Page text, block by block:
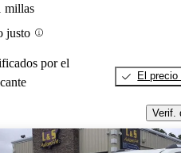
millas
justo
por el
El
Verif.
Aviso